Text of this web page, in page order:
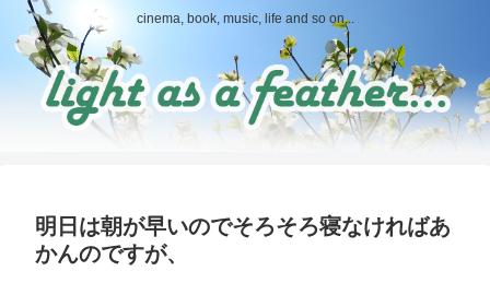
cinema, book, music, life and so on...
明日は朝が早いのでそろそろ寝なければあ
かんのですが、